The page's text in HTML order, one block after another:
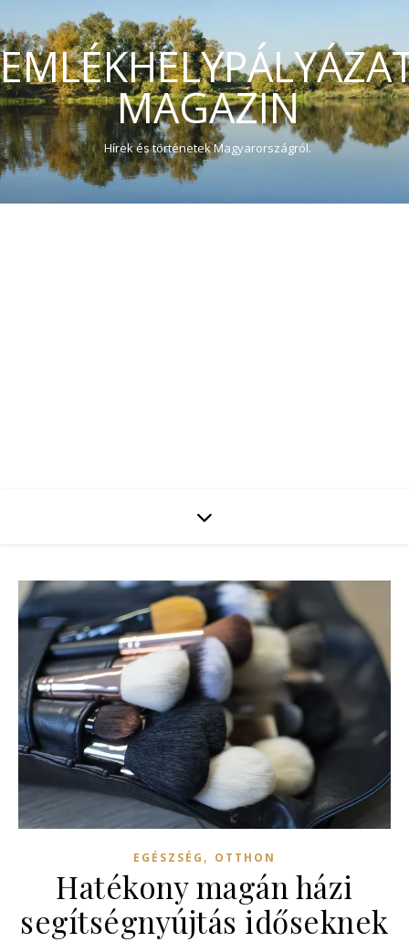
MAGAZIN
Hírek és történetek Magyarországról.
EGÉSZSÉG , OTTHON
Hatékony magán házi
segítségnyújtás időseknek